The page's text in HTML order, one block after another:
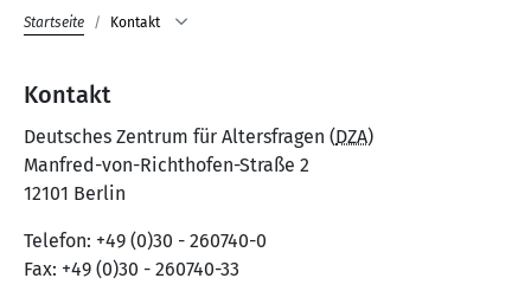
Startseite Kontakt
Kontakt
Deutsches Zentrum für Altersfragen (DZA)
Manfred-von-Richthofen-Straße 2
12101 Berlin
Telefon: +49 (0)30 - 260740-0
Fax: +49 (0)30 - 260740-33